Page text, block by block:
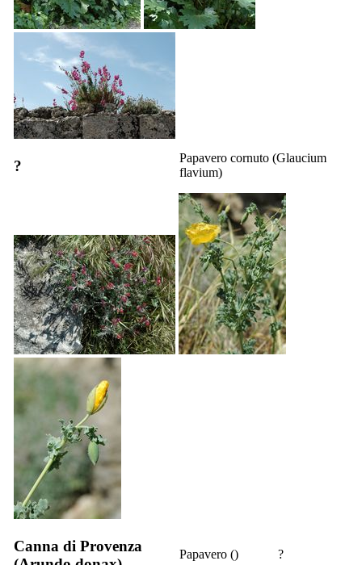
? Papavero cornuto (Glaucium
flavium)
Canna di Provenza
Papavero () ?